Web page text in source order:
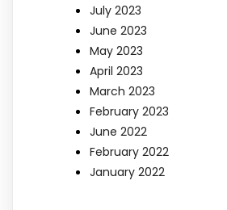
July 2023
June 2023
May 2023
April 2023
March 2023
February 2023
June 2022
February 2022
January 2022